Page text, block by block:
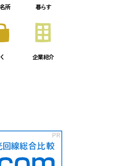
所 暮らす
企業紹介